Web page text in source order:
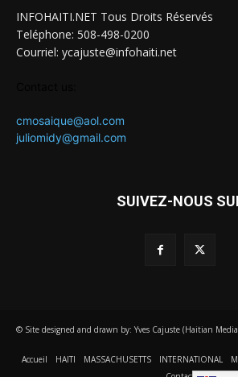
INFOHAITI.NET Tous Droits Réservés
Teléphone: 508-498-0200
Courriel: ycajuste@infohaiti.net
cmosaique@aol.com
juliomidy@gmail.com
SUIVEZ-NOUS
© Site designed and drawn by: Yves Cajuste (Haitian
Accueil HAITI MASSACHUSETTS INTERNATIONAL